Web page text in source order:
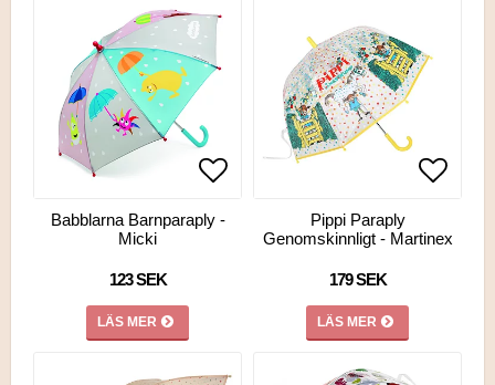
Lägg till i favoritlistan
Lägg till i favoritlistan
Babblarna Barnparaply -
Micki
123 SEK
LÄS MER
Pippi Paraply
Genomskinnligt - Martinex
179 SEK
LÄS MER